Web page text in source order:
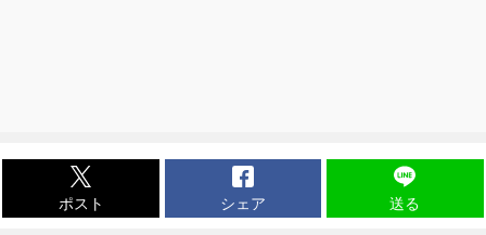
ポスト シェア 送る